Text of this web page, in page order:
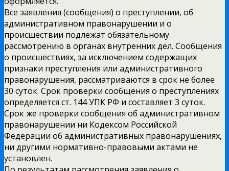
Все заявления (сообщения) о преступлении, об
административном правонарушении и о
происшествии подлежат обязательному
рассмотрению в органах внутренних дел. Сообщения
о происшествиях, за исключением содержащих
признаки преступления или административного
правонарушения, рассматриваются в срок не более
30 суток. Срок проверки сообщения о преступлениях
определяется ст. 144 УПК РФ и составляет 3 суток.
Срок же проверки сообщения об административном
правонарушении ни Кодексом Российской
Федерации об административных правонарушениях,
ни другими нормативно-правовыми актами не
установлен.